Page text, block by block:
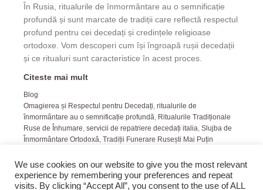
În Rusia, ritualurile de înmormântare au o semnificație
profundă și sunt marcate de tradiții care reflectă respectul
profund pentru cei decedați și credințele religioase
ortodoxe. Vom descoperi cum își îngroapă rușii decedații
și ce ritualuri sunt caracteristice în acest proces.
Citeste mai mult
Blog
Omagierea și Respectul pentru Decedați, ritualurile de
înmormântare au o semnificație profundă, Ritualurile Tradiționale
Ruse de Înhumare, servicii de repatriere decedați italia, Slujba de
Înmormântare Ortodoxă, Tradiții Funerare Rusești Mai Puțin
We use cookies on our website to give you the most relevant
experience by remembering your preferences and repeat
visits. By clicking “Accept All”, you consent to the use of ALL